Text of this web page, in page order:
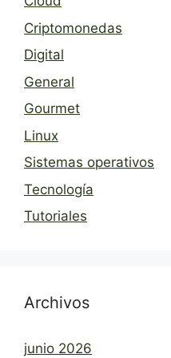
Criptomonedas
Digital
General
Gourmet
Linux
Sistemas operativos
Tecnología
Tutoriales
Archivos
junio 2026